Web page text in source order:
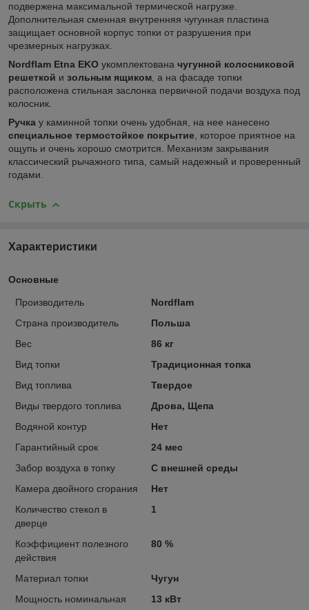
подвержена максимальной термической нагрузке.
Дополнительная сменная внутренняя чугунная пластина
защищает основной корпус топки от разрушения при
чрезмерных нагрузках.
Nordflam Etna EKO укомплектована чугунной колосниковой
решеткой и зольным ящиком, а на фасаде топки
расположена стильная заслонка первичной подачи воздуха под
колосник.
Ручка у каминной топки очень удобная, на нее нанесено
специальное термостойкое покрытие, которое приятное на
ощупь и очень хорошо смотрится. Механизм закрывания
классический рычажного типа, самый надежный и проверенный
годами.
Скрыть
Характеристики
Основные
Производитель
Nordflam
Страна производитель
Польша
Вес
86 кг
Вид топки
Традиционная топка
Вид топлива
Твердое
Виды твердого топлива
Дрова, Щепа
Водяной контур
Нет
Гарантийный срок
24 мес
Забор воздуха в топку
С внешней среды
Камера двойного сгорания
Нет
Количество стекол в
дверце
1
Коэффициент полезного
действия
80 %
Материал топки
Чугун
Мощность номинальная
13 кВт